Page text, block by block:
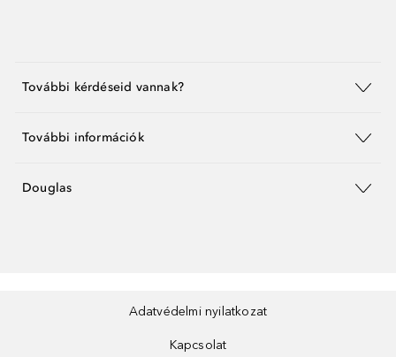
További kérdéseid vannak?
További információk
Douglas
Adatvédelmi nyilatkozat
Kapcsolat